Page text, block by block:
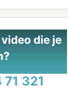
die je
321